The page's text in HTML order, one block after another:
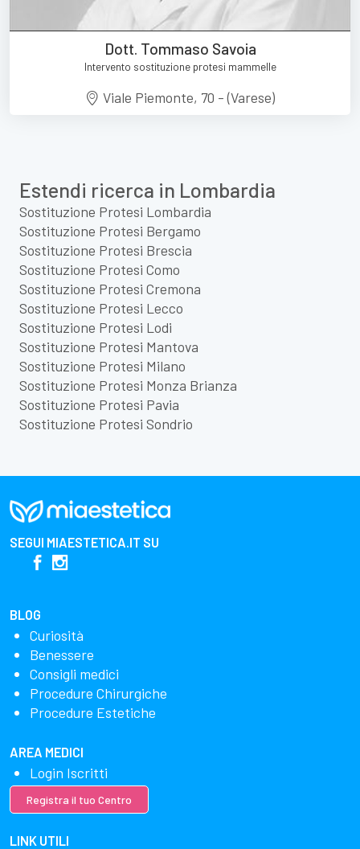
Dott. Tommaso Savoia
Intervento sostituzione protesi mammelle
Viale Piemonte, 70 - (Varese)
Estendi ricerca in Lombardia
Sostituzione Protesi Lombardia
Sostituzione Protesi Bergamo
Sostituzione Protesi Brescia
Sostituzione Protesi Como
Sostituzione Protesi Cremona
Sostituzione Protesi Lecco
Sostituzione Protesi Lodi
Sostituzione Protesi Mantova
Sostituzione Protesi Milano
Sostituzione Protesi Monza Brianza
Sostituzione Protesi Pavia
Sostituzione Protesi Sondrio
SEGUI MIAESTETICA.IT SU
BLOG
Curiosità
Benessere
Consigli medici
Procedure Chirurgiche
Procedure Estetiche
AREA MEDICI
Login Iscritti
Registra il tuo Centro
LINK UTILI